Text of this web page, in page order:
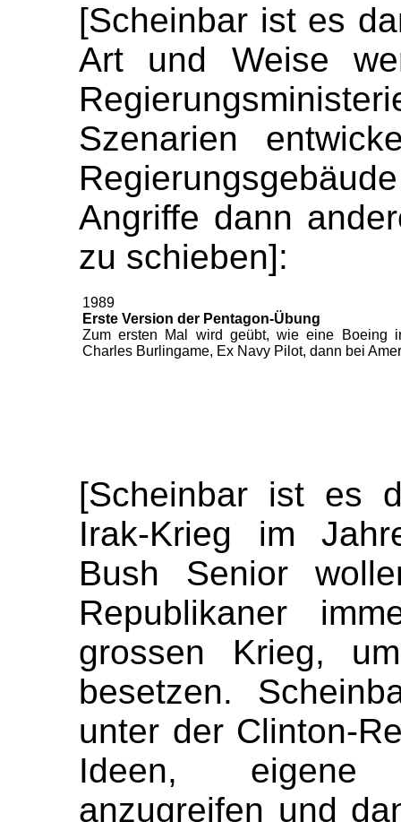
[Scheinbar ist es
Art und Weise
Szenarien
Angriffe dann
zu schieben]:
1989
Erste Version der Pentagon-Übung
Zum ersten Mal wird geübt, wie eine Boeing
Charles Burlingame, Ex Navy Pilot, dann bei
[Scheinbar ist es
Irak-Krieg im
Bush Senior
Republikaner
grossen Krieg,
besetzen.
unter der Clinton-
Ideen, eigene
anzugreifen und